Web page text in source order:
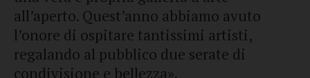
all’aperto. Quest’anno abbiamo avuto
l’onore di ospitare tantissimi artisti,
regalando al pubblico due serate di
condivisione e bellezza».